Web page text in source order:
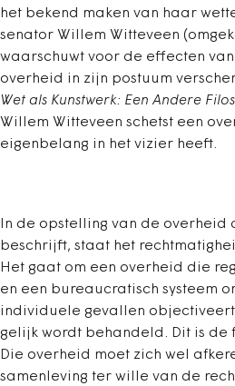
het bekend maken van haar
senator Willem Witteveen
waarschuwt voor de effecten
overheid in zijn postuum
Wet als Kunstwerk: Een Andere
Willem Witteveen schetst een
eigenbelang in het vizier heeft.
In de opstelling van de overheid
beschrijft, staat het
Het gaat om een overheid die
en een bureaucratisch systeem
individuele gevallen
gelijk wordt behandeld. Dit is de
Die overheid moet zich wel
samenleving ter wille van de